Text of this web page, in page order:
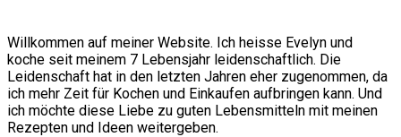
Willkommen auf meiner Website. Ich heisse Evelyn und
koche seit meinem 7 Lebensjahr leidenschaftlich. Die
Leidenschaft hat in den letzten Jahren eher zugenommen, da
ich mehr Zeit für Kochen und Einkaufen aufbringen kann. Und
ich möchte diese Liebe zu guten Lebensmitteln mit meinen
Rezepten und Ideen weitergeben.